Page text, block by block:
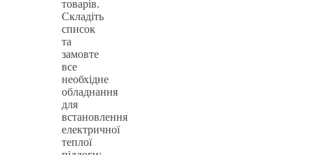
товарів.
Складіть
список
та
замовте
все
необхідне
обладнання
для
встановлення
електричної
теплої